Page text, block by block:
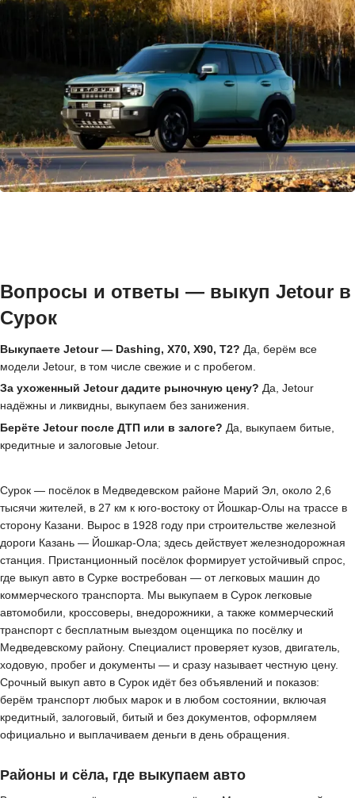
Вопросы и ответы — выкуп Jetour в
Сурок
Выкупаете Jetour — Dashing, X70, X90, T2? Да, берём все
модели Jetour, в том числе свежие и с пробегом.
За ухоженный Jetour дадите рыночную цену? Да, Jetour
надёжны и ликвидны, выкупаем без занижения.
Берёте Jetour после ДТП или в залоге? Да, выкупаем битые,
кредитные и залоговые Jetour.
Сурок — посёлок в Медведевском районе Марий Эл, около 2,6
тысячи жителей, в 27 км к юго-востоку от Йошкар-Олы на трассе в
сторону Казани. Вырос в 1928 году при строительстве железной
дороги Казань — Йошкар-Ола; здесь действует железнодорожная
станция. Пристанционный посёлок формирует устойчивый спрос,
где выкуп авто в Сурке востребован — от легковых машин до
коммерческого транспорта. Мы выкупаем в Сурок легковые
автомобили, кроссоверы, внедорожники, а также коммерческий
транспорт с бесплатным выездом оценщика по посёлку и
Медведевскому району. Специалист проверяет кузов, двигатель,
ходовую, пробег и документы — и сразу называет честную цену.
Срочный выкуп авто в Сурок идёт без объявлений и показов:
берём транспорт любых марок и в любом состоянии, включая
кредитный, залоговый, битый и без документов, оформляем
официально и выплачиваем деньги в день обращения.
Районы и сёла, где выкупаем авто